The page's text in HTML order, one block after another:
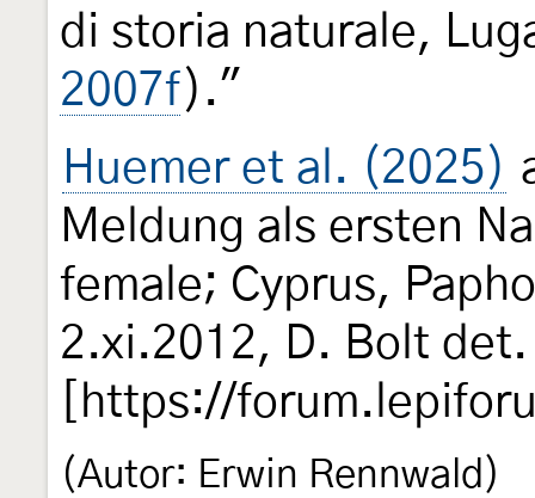
di storia naturale,
2007f)."
Huemer et al. (2025)
Meldung als ersten
female; Cyprus,
2.xi.2012, D. Bolt
[https://
(Autor: Erwin Rennwald)